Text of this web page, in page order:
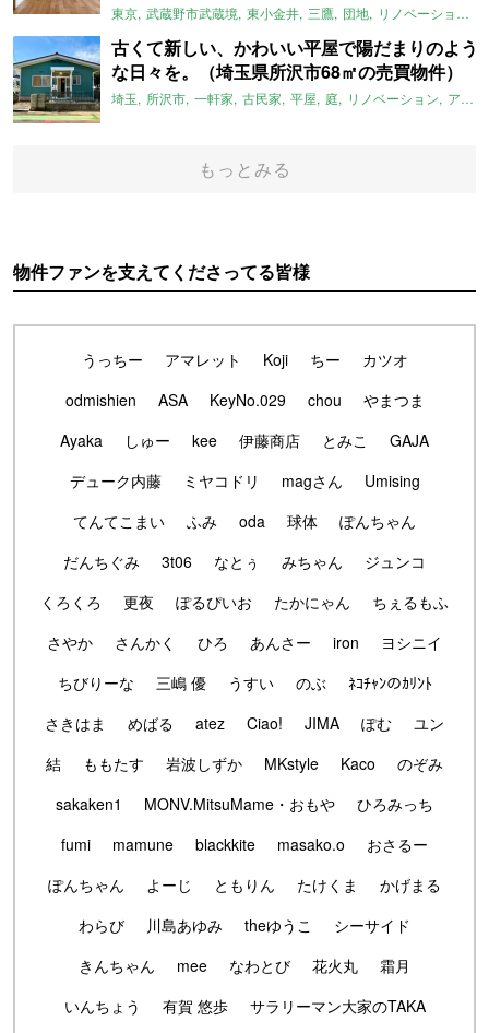
東京 武蔵野市武蔵境 東小金井 三鷹 団地 リノベーション
古くて新しい、かわいい平屋で陽だまりのよう
な日々を。（埼玉県所沢市68㎡の売買物件）
埼玉 所沢市 一軒家 古民家 平屋 庭 リノベーション アメリカンハウス
もっとみる
物件ファンを支えてくださってる皆様
うっちー アマレット Koji ちー
カツオ
odmishien
ASA KeyNo.029 chou
やまつま
Ayaka
しゅー kee 伊藤商店 とみこ
GAJA
デューク内藤
ミヤコドリ magさん
Umising
てんてこまい
ふみ oda 球体
ぽんちゃん
だんちぐみ
3t06 なとぅ みちゃん
ジュンコ
くろくろ
更夜 ぽるぴいお たかにゃん
ちぇるもふ
さやか
さんかく ひろ あんさー iron
ヨシニイ
ちびりーな
三嶋 優 うすい のぶ
ﾈｺﾁｬﾝのｶﾘﾝﾄ
さきはま
めばる atez Ciao! JIMA ぽむ
ユン
結
ももたす 岩波しずか MKstyle Kaco
のぞみ
sakaken1
MONV.MitsuMame・おもや
ひろみっち
fumi
mamune blackkite masako.o
おさるー
ぽんちゃん
よーじ ともりん たけくま
かげまる
わらび
川島あゆみ theゆうこ
シーサイド
きんちゃん
mee なわとび 花火丸
霜月
いんちょう
有賀 悠歩
サラリーマン大家のTAKA